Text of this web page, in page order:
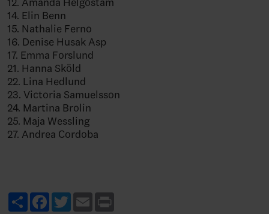
14. Elin Benn
15. Nathalie Ferno
16. Denise Husak Asp
17. Emma Forslund
21. Hanna Sköld
22. Lina Hedlund
23. Victoria Samuelsson
24. Martina Brolin
25. Maja Wessling
27. Andrea Cordoba
ShareFacebook
TwitterEmail